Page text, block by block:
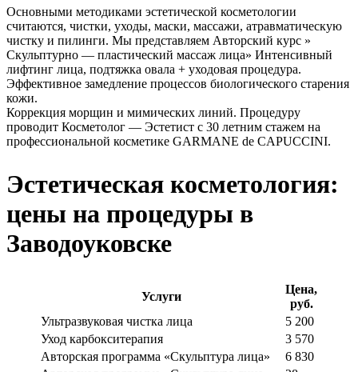
Основными методиками эстетической косметологии
считаются, чистки, уходы, маски, массажи, атравматическую
чистку и пилинги. Мы представляем Авторский курс »
Скульптурно — пластический массаж лица» Интенсивный
лифтинг лица, подтяжка овала + уходовая процедура.
Эффективное замедление процессов биологического старения
кожи.
Коррекция морщин и мимических линий. Процедуру
проводит Косметолог — Эстетист с 30 летним стажем на
профессиональной косметике GARMANE de CAPUCCINI.
Эстетическая косметология:
цены на процедуры в
Заводоуковске
Услуги
Цена,
руб.
Ультразвуковая чистка лица
5 200
Уход карбокситерапия
3 570
Авторская программа «Скульптура лица»
6 830